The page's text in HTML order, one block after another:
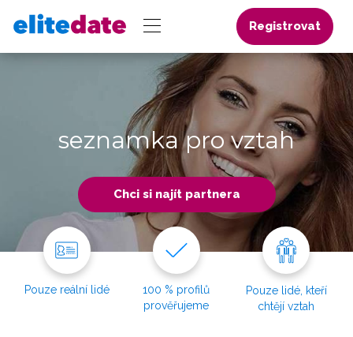
Registrovat
seznamka pro vztah
Chci si najít partnera
Pouze reální lidé
100 % profilů
prověřujeme
Pouze lidé, kteří
chtějí vztah